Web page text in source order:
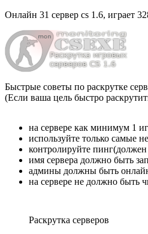
Онлайн 31 сервер cs 1.6, играет
Быстрые советы по раскрутке
(Если ваша цель быстро
на сервере как минимум 1
используйте только самые
контролируйте
имя сервера должно быть
админы должны быть
на сервере не должно быть
Раскрутка серверов